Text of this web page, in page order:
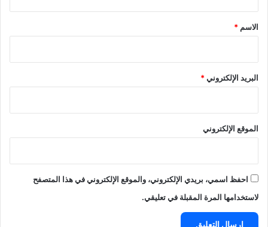
*
الاسم *
البريد الإلكتروني*
الموقع الإلكتروني
احفظ اسمي، بريدي الإلكتروني، والموقع الإلكتروني في هذا المتصفح
لاستخدامها المرة المقبلة في تعليقي.